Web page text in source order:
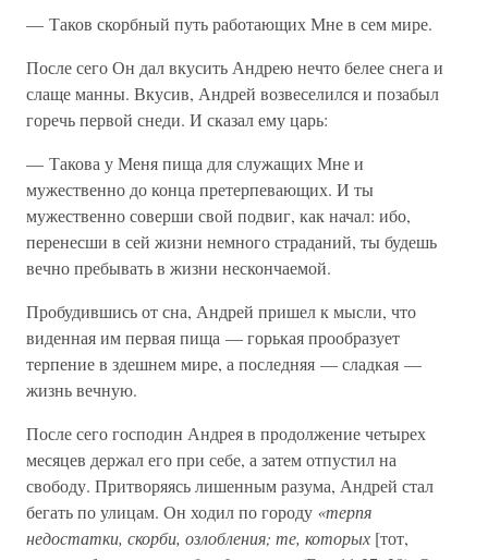
— Таков скорбный путь работающих Мне в сем мире.
После сего Он дал вкусить Андрею нечто белее снега и
слаще манны. Вкусив, Андрей возвеселился и позабыл
горечь первой снеди. И сказал ему царь:
— Такова у Меня пища для служащих Мне и
мужественно до конца претерпевающих. И ты
мужественно соверши свой подвиг, как начал: ибо,
перенесши в сей жизни немного страданий, ты будешь
вечно пребывать в жизни нескончаемой.
Пробудившись от сна, Андрей пришел к мысли, что
виденная им первая пища — горькая прообразует
терпение в здешнем мире, а последняя — сладкая —
жизнь вечную.
После сего господин Андрея в продолжение четырех
месяцев держал его при себе, а затем отпустил на
свободу. Притворяясь лишенным разума, Андрей стал
бегать по улицам. Он ходил по городу «терпя
недостатки, скорби, озлобления; те, которых [тот,